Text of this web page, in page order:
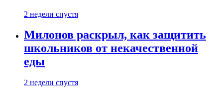
2 недели спустя
Милонов раскрыл, как защитить
школьников от некачественной
еды
2 недели спустя